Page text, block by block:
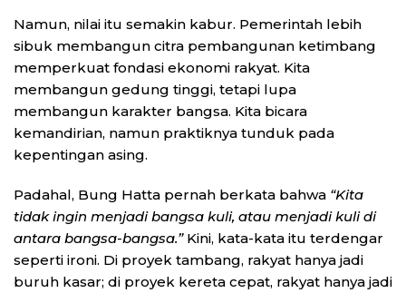
Namun, nilai itu semakin kabur. Pemerintah lebih
sibuk membangun citra pembangunan ketimbang
memperkuat fondasi ekonomi rakyat. Kita
membangun gedung tinggi, tetapi lupa
membangun karakter bangsa. Kita bicara
kemandirian, namun praktiknya tunduk pada
kepentingan asing.
Padahal, Bung Hatta pernah berkata bahwa “Kita
tidak ingin menjadi bangsa kuli, atau menjadi kuli di
antara bangsa-bangsa.”Kini, kata-kata itu terdengar
seperti ironi. Di proyek tambang, rakyat hanya jadi
buruh kasar; di proyek kereta cepat, rakyat hanya jadi